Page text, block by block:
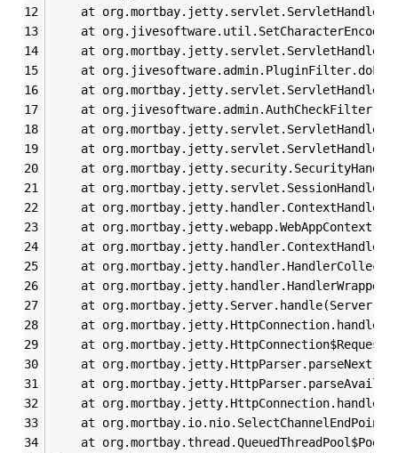
at
at
at
at
at
at
at
at
at
at
at
at
at
at
at
at
at
at
at
at
at
at
at